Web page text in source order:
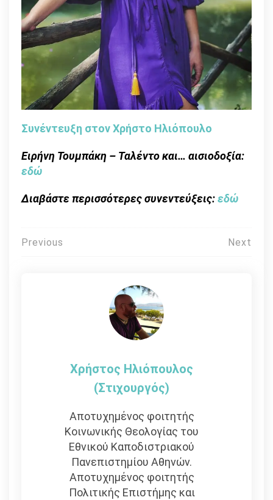
Συνέντευξη στον Χρήστο Ηλιόπουλο
Ειρήνη Τουμπάκη – Ταλέντο και… αισιοδοξία:
εδώ
Διαβάστε περισσότερες συνεντεύξεις:εδώ
Πλοήγηση
Previous Next
Χρήστος Ηλιόπουλος
(στιχουργός)
Αποτυχημένος φοιτητής
Κοινωνικής Θεολογίας του
Εθνικού Καποδιστριακού
Πανεπιστημίου Αθηνών.
Αποτυχημένος φοιτητής
Πολιτικής Επιστήμης και